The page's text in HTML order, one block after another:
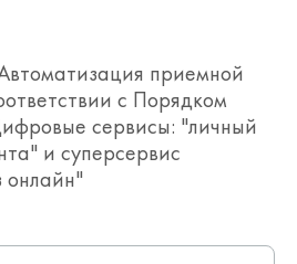
приемной
с Порядком
сервисы: "личный
и суперсервис
онлайн"